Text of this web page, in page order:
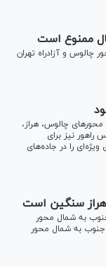
ممنوع است
چالوس و آزادراه تهران
چالوس، هراز،
نیز برای
را در جاده‌های
هراز سنگین است
به شمال محور
به شمال محور